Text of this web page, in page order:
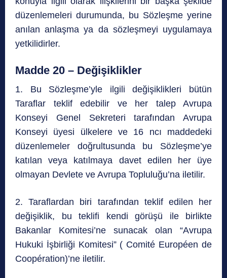
düzenlemeleri durumunda, bu Sözleşme yerine
anılan anlaşma ya da sözleşmeyi uygulamaya
yetkilidirler.
Madde 20 – Değişiklikler
1. Bu Sözleşme’yle ilgili değişiklikleri bütün
Taraflar teklif edebilir ve her talep Avrupa
Konseyi Genel Sekreteri tarafından Avrupa
Konseyi üyesi ülkelere ve 16 ncı maddedeki
düzenlemeler doğrultusunda bu Sözleşme’ye
katılan veya katılmaya davet edilen her üye
olmayan Devlete ve Avrupa Topluluğu’na iletilir.
2. Taraflardan biri tarafından teklif edilen her
değişiklik, bu teklifi kendi görüşü ile birlikte
Bakanlar Komitesi’ne sunacak olan “Avrupa
Hukuki İşbirliği Komitesi” ( Comité Européen de
Coopération)’ne iletilir.